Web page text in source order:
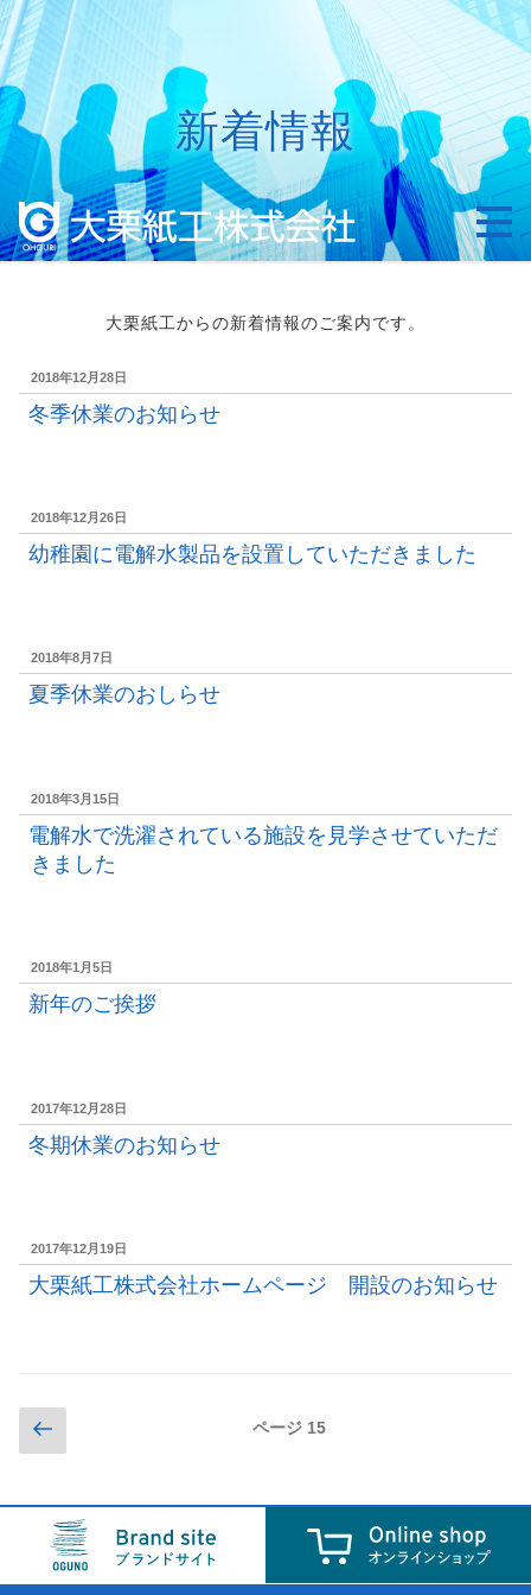
コ
ン
テ
ン
ツ
へ
キ
ッ
新着情報
大栗紙工からの新着情報のご案内です。
投
稿
日:
2018年12月28日
冬季休業のお知らせ
投
稿
日:
2018年12月26日
幼稚園に電解水製品を設置していただきました
投
稿
日:
2018年8月7日
夏季休業のおしらせ
投
稿
日:
2018年3月15日
電解水で洗濯されている施設を見学させていただ
きました
投
稿
日:
2018年1月5日
新年のご挨拶
投
稿
日:
2017年12月28日
冬期休業のお知らせ
投
稿
日:
2017年12月19日
大栗紙工株式会社ホームページ 開設のお知らせ
投
稿 の
ー
ジ
ページ 15